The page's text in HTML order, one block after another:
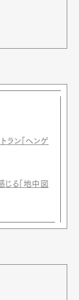
ラン「ヘンゲ
じる「地中図